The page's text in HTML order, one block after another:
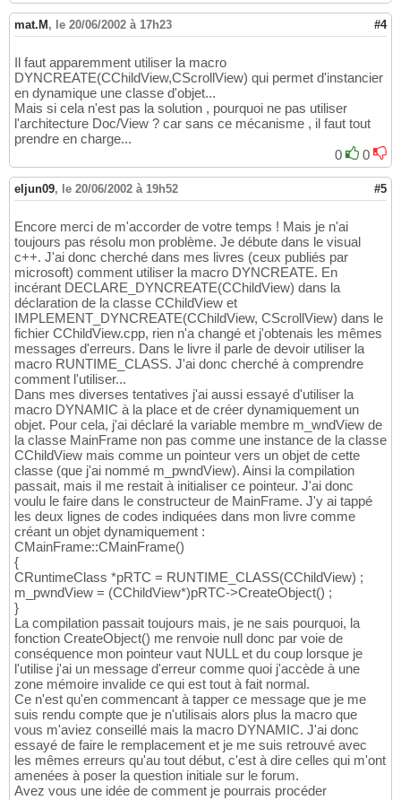
mat.M , le 20/06/2002 à 17h23 #4
Il faut apparemment utiliser la macro
DYNCREATE(CChildView,CScrollView) qui permet d'instancier
en dynamique une classe d'objet...
Mais si cela n'est pas la solution , pourquoi ne pas utiliser
l'architecture Doc/View ? car sans ce mécanisme , il faut tout
prendre en charge...
0
0
eljun09, le 20/06/2002 à 19h52 #5
Encore merci de m'accorder de votre temps ! Mais je n'ai
toujours pas résolu mon problème. Je débute dans le visual
c++. J'ai donc cherché dans mes livres (ceux publiés par
microsoft) comment utiliser la macro DYNCREATE. En
incérant DECLARE_DYNCREATE(CChildView) dans la
déclaration de la classe CChildView et
IMPLEMENT_DYNCREATE(CChildView, CScrollView) dans le
fichier CChildView.cpp, rien n'a changé et j'obtenais les mêmes
messages d'erreurs. Dans le livre il parle de devoir utiliser la
macro RUNTIME_CLASS. J'ai donc cherché à comprendre
comment l'utiliser...
Dans mes diverses tentatives j'ai aussi essayé d'utiliser la
macro DYNAMIC à la place et de créer dynamiquement un
objet. Pour cela, j'ai déclaré la variable membre m_wndView de
la classe MainFrame non pas comme une instance de la classe
CChildView mais comme un pointeur vers un objet de cette
classe (que j'ai nommé m_pwndView). Ainsi la compilation
passait, mais il me restait à initialiser ce pointeur. J'ai donc
voulu le faire dans le constructeur de MainFrame. J'y ai tappé
les deux lignes de codes indiquées dans mon livre comme
créant un objet dynamiquement :
CMainFrame::CMainFrame()
{
CRuntimeClass *pRTC = RUNTIME_CLASS(CChildView) ;
m_pwndView = (CChildView*)pRTC->CreateObject() ;
}
La compilation passait toujours mais, je ne sais pourquoi, la
fonction CreateObject() me renvoie null donc par voie de
conséquence mon pointeur vaut NULL et du coup lorsque je
l'utilise j'ai un message d'erreur comme quoi j'accède à une
zone mémoire invalide ce qui est tout à fait normal.
Ce n'est qu'en commencant à tapper ce message que je me
suis rendu compte que je n'utilisais alors plus la macro que
vous m'aviez conseillé mais la macro DYNAMIC. J'ai donc
essayé de faire le remplacement et je me suis retrouvé avec
les mêmes erreurs qu'au tout début, c'est à dire celles qui m'ont
amenées à poser la question initiale sur le forum.
Avez vous une idée de comment je pourrais procéder